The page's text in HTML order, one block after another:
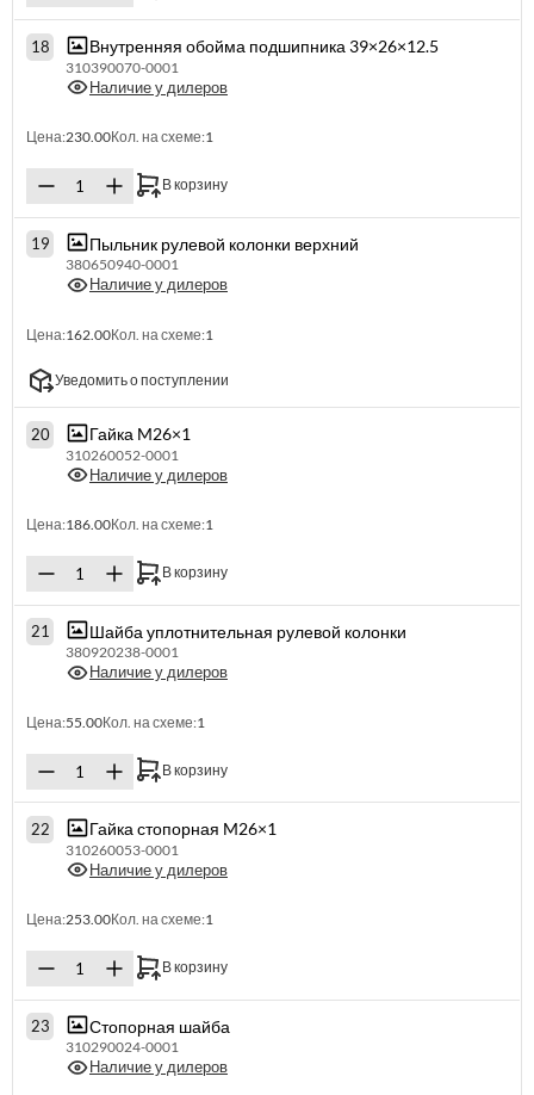
18 Внутренняя обойма подшипника 39×26×12.5
310390070-0001
Наличие у дилеров
Цена:230.00Кол. на схеме:1
В корзину
19 Пыльник рулевой колонки верхний
380650940-0001
Наличие у дилеров
Цена:162.00Кол. на схеме:1
Уведомить о поступлении
20 Гайка M26×1
310260052-0001
Наличие у дилеров
Цена:186.00Кол. на схеме:1
В корзину
21 Шайба уплотнительная рулевой колонки
380920238-0001
Наличие у дилеров
Цена:55.00Кол. на схеме:1
В корзину
22 Гайка стопорная M26×1
310260053-0001
Наличие у дилеров
Цена:253.00Кол. на схеме:1
В корзину
23 Стопорная шайба
310290024-0001
Наличие у дилеров